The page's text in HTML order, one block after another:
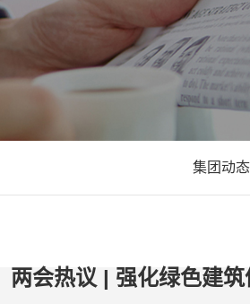
集团动态
两会热议 | 强化绿色建